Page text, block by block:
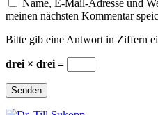
Name, E-Mail-Adresse und
meinen nächsten Kommentar
Bitte gib eine Antwort in Ziffern
drei × drei =
Senden